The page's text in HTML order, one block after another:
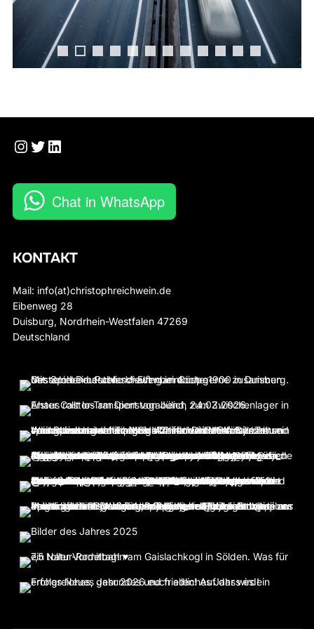
0 1 2
Instagram
Twitter
LinkedIn
Chat in WhatsApp
KONTAKT
Mail: info(at)christophreichwein.de
Eibenweg 28
Duisburg, Nordrhein-Westfalen 47269
Deutschland